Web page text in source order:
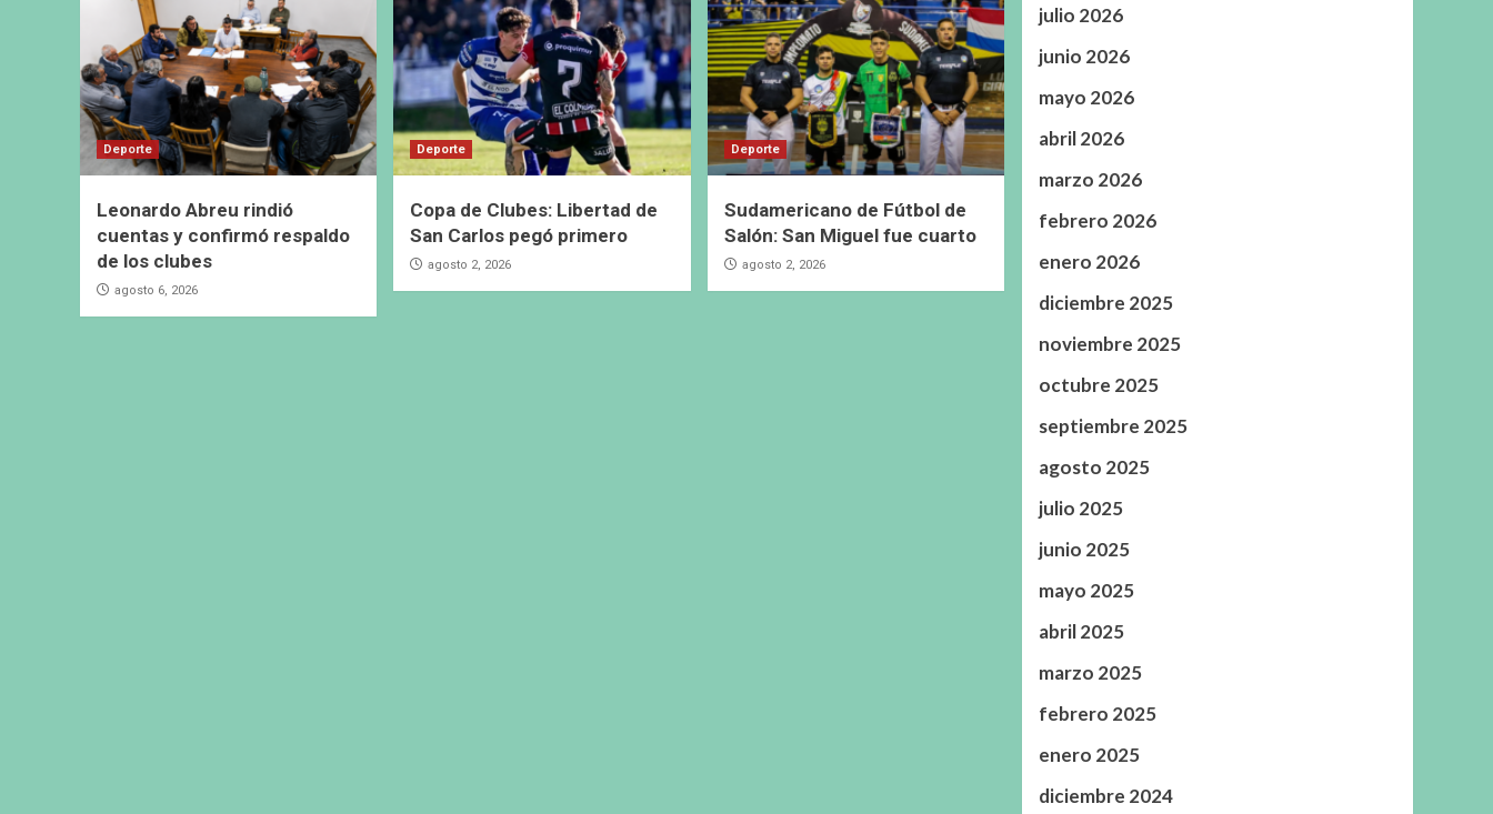
Deporte
Leonardo Abreu rindió
cuentas y confirmó respaldo
de los clubes
agosto 6, 2026
Deporte
Copa de Clubes: Libertad de
San Carlos pegó primero
agosto 2, 2026
Deporte
Sudamericano de Fútbol de
Salón: San Miguel fue cuarto
agosto 2, 2026
julio 2026
junio 2026
mayo 2026
abril 2026
marzo 2026
febrero 2026
enero 2026
diciembre 2025
noviembre 2025
octubre 2025
septiembre 2025
agosto 2025
julio 2025
junio 2025
mayo 2025
abril 2025
marzo 2025
febrero 2025
enero 2025
diciembre 2024